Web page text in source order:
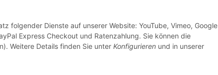
folgender Dienste auf unserer Website: YouTube, Vimeo, Google
Express Checkout und Ratenzahlung. Sie können die
Weitere Details finden Sie unter Konfigurieren und in unserer